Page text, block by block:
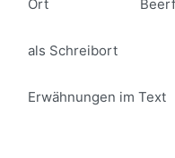
Ort
als Schreibort
Erwähnungen im Text